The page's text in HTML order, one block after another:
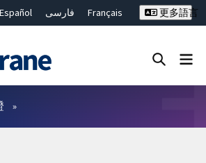
Español فارسی
Français
更多語言